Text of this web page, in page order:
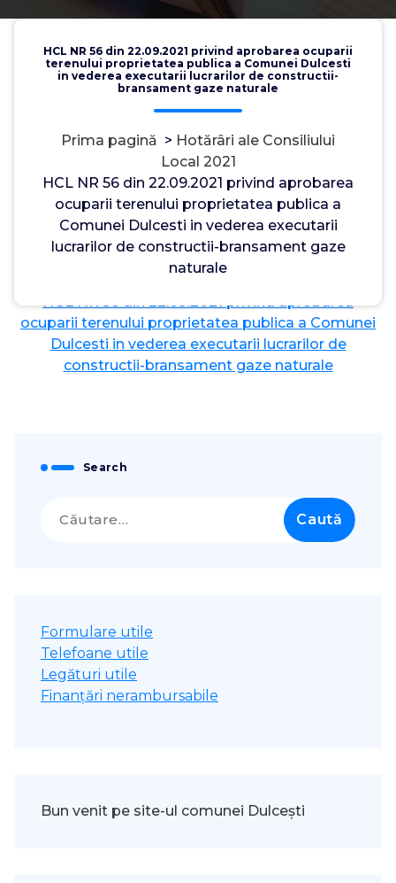
HCL NR 56 din 22.09.2021 privind aprobarea ocuparii
terenului proprietatea publica a Comunei Dulcesti
in vederea executarii lucrarilor de constructii-
bransament gaze naturale
Prima pagină > Hotărâri ale Consiliului
Local 2021
HCL NR 56 din 22.09.2021 privind aprobarea
ocuparii terenului proprietatea publica a
Comunei Dulcesti in vederea executarii
lucrarilor de constructii-bransament gaze
naturale
0
Admin 4, dec., 2021
HCL NR 56 din 22.09.2021 privind aprobarea
ocuparii terenului proprietatea publica a Comunei
Dulcesti in vederea executarii lucrarilor de
constructii-bransament gaze naturale
Search
după:
Formulare utile
Telefoane utile
Legături utile
Finanțări nerambursabile
Bun venit pe site-ul comunei Dulcești